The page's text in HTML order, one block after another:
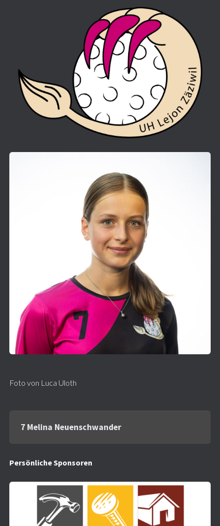
Foto von Luca Uloth
7 Melina Neuenschwander
PersönlicheSponsoren